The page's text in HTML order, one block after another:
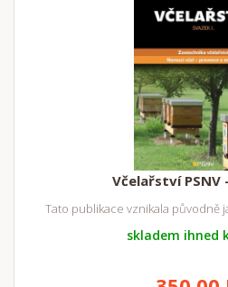
Včelařství PSNV
Tato publikace vznikala původně
skladem ihned